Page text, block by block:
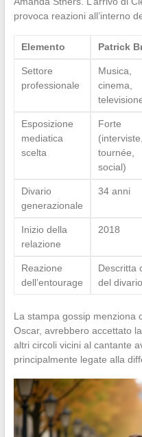
provoca reazioni all’interno
Elemento Patrick
Settore
professionale
Musica,
cinema,
Esposizione
mediatica
scelta
Forte
(interviste,
tournée,
social)
Divario
generazionale
34 anni
Inizio della
relazione
2018
Reazione
dell’entourage
Descritta
del
La stampa gossip menziona
Oscar, avrebbero accettato
altri circoli vicini al cantante
principalmente legate alla